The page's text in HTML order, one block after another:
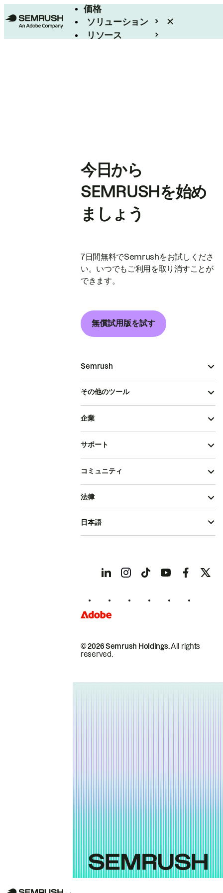
価格
ソリューション
リソース
今日から
SEMRUSHを始め
ましょう
7日間無料でSemrushをお試しくださ
い。いつでもご利用を取り消すことが
できます。
無償試用版を試す
Semrush
その他のツール
企業
サポート
コミュニティ
© 2026 Semrush Holdings.All rights
reserved.
法律
日本語